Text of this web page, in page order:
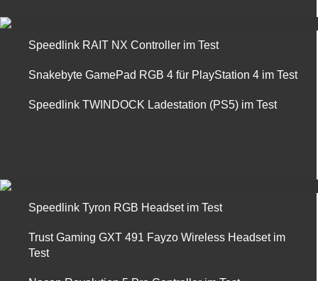
Speedlink RAIT NX Controller im Test
Snakebyte GamePad RGB 4 für PlayStation 4 im Test
Speedlink TWINDOCK Ladestation (PS5) im Test
Speedlink Tyron RGB Headset im Test
Trust Gaming GXT 491 Fayzo Wireless Headset im
Test